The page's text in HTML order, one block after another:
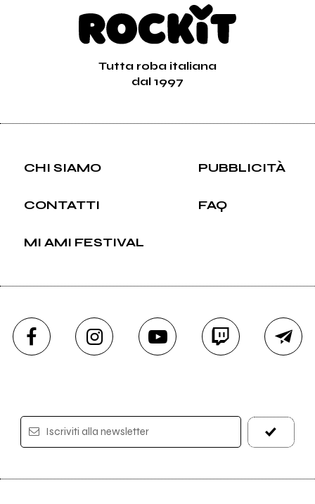
Tutta roba italiana
dal 1997
CHI SIAMO PUBBLICITÀ
CONTATTI FAQ
MI AMI FESTIVAL
Iscriviti alla newsletter